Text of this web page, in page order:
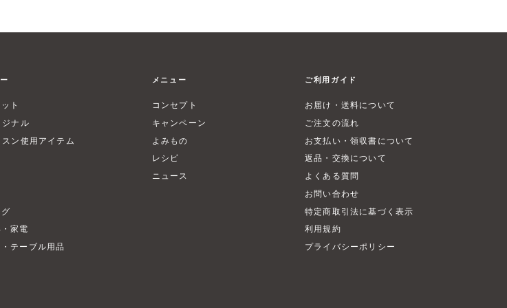
ト
ナル
ン使用アイテム
家電
テーブル用品
メニュー
コンセプト
キャンペーン
よみもの
レシピ
ニュース
ご利用ガイド
お届け・送料について
ご注文の流れ
お支払い・領収書について
返品・交換について
よくある質問
お問い合わせ
特定商取引法に基づく表示
利用規約
プライバシーポリシー